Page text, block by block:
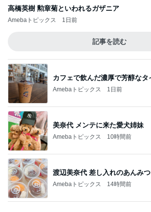
Amebaトピックス 1日前
美奈代 メンテに来た愛犬姉妹
Amebaトピックス 10時間前
渡辺美奈代 差し入れのあんみつ
Amebaトピックス 14時間前
森口博子 40周年記念盤とツアー
Amebaトピックス 1日前